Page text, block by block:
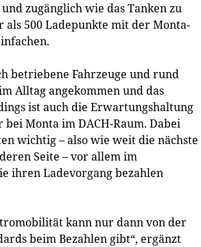
zugänglich wie das Tanken zu
500 Ladepunkte mit der Monta-
betriebene Fahrzeuge und rund
Alltag angekommen und das
ist auch die Erwartungshaltung
Monta im DACH-Raum. Dabei
wichtig – also wie weit die nächste
Seite – vor allem im
ihren Ladevorgang bezahlen
kann nur dann von der
beim Bezahlen gibt“, ergänzt